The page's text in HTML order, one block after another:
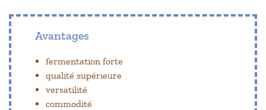
Avantages
fermentation forte
qualité supérieure
versatilité
commodité